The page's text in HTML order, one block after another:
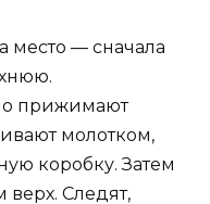
место — сначала
прижимают
молотком,
коробку. Затем
Следят,